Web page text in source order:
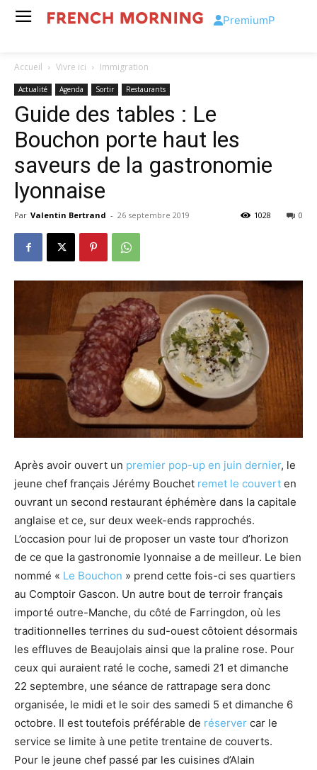
PremiumP
Accueil Vivre ici Immigration
Actualité Agenda Sortir Restaurants
Guide des tables : Le
Bouchon porte haut les
saveurs de la gastronomie
lyonnaise
Par Valentin Bertrand - 26 septembre 2019 0
1028
Après avoir ouvert un premier pop-up en juin dernier, le
jeune chef français Jérémy Bouchet remet le couvert en
ouvrant un second restaurant éphémère dans la capitale
anglaise et ce, sur deux week-ends rapprochés.
L’occasion pour lui de proposer un vaste tour d’horizon
de ce que la gastronomie lyonnaise a de meilleur. Le bien
nommé « Le Bouchon » prend cette fois-ci ses quartiers
au Comptoir Gascon. Un autre bout de terroir français
importé outre-Manche, du côté de Farringdon, où les
traditionnelles terrines du sud-ouest côtoient désormais
les effluves de Beaujolais ainsi que la praline rose. Pour
ceux qui auraient raté le coche, samedi 21 et dimanche
22 septembre, une séance de rattrapage sera donc
organisée, le midi et le soir des samedi 5 et dimanche 6
octobre. Il est toutefois préférable de réserver car le
service se limite à une petite trentaine de couverts.
Pour le jeune chef passé par les cuisines d’Alain